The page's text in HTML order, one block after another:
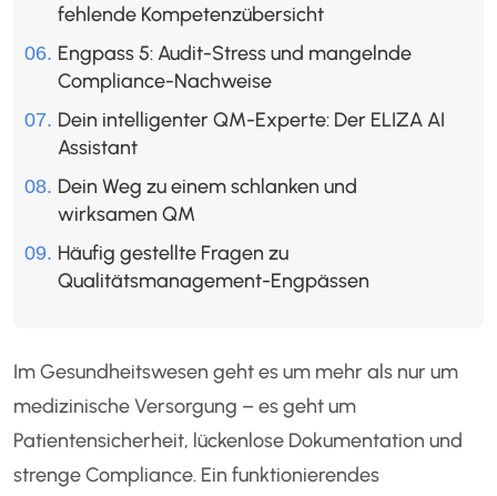
fehlende Kompetenzübersicht
Engpass 5: Audit-Stress und mangelnde
Compliance-Nachweise
Dein intelligenter QM-Experte: Der ELIZA AI
Assistant
Dein Weg zu einem schlanken und
wirksamen QM
Häufig gestellte Fragen zu
Qualitätsmanagement-Engpässen
Im Gesundheitswesen geht es um mehr als nur um
medizinische Versorgung – es geht um
Patientensicherheit, lückenlose Dokumentation und
strenge Compliance. Ein funktionierendes